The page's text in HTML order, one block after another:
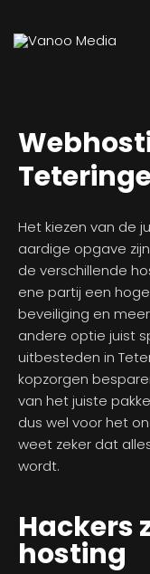
Het kiezen van de
aardige opgave
de verschillende
ene partij een
beveiliging en
andere optie juist
uitbesteden in
kopzorgen
van het juiste
dus wel voor het
weet zeker dat
wordt.
Hackers
hosting